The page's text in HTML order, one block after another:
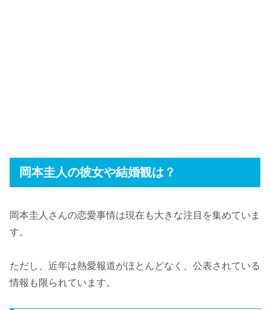
岡本圭人の彼女や結婚観は？
岡本圭人さんの恋愛事情は現在も大きな注目を集めていま
す。
ただし、近年は熱愛報道がほとんどなく、公表されている
情報も限られています。